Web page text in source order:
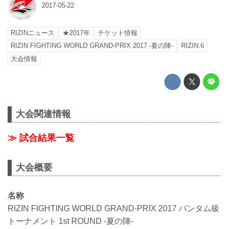
2017-05-22
RIZINニュース ★2017年
チケット情報
RIZIN FIGHTING WORLD GRAND-PRIX 2017 -夏の陣-
RIZIN.6
大会情報
大会関連情報
≫ 試合結果一覧
大会概要
名称
RIZIN FIGHTING WORLD GRAND-PRIX 2017 バンタム級
トーナメント 1st ROUND -夏の陣-